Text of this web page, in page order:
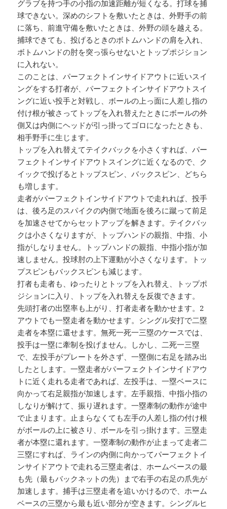
グラブを持つ手の小指の加速距離が短くなる。打球を捕
球できない。深めのシフトを敷いたときは、外野手の前
に落ち、前進守備を敷いたときは、外野の頭を越える。
捕球できても、投げるときのボトムハンドの肩を入れ、
ボトムハンドの肘を突っ張らせないとトップポジション
に入れない。
このことは、パーフェクトインサイドアウトに近いスイ
ングをする打者が、パーフェクトインサイドアウトスイ
ングに近い投手と対戦し、ボールの上っ面に人差し指の
付け根が被さってトップを入れ替えたときにボールの外
側又は内側にヘッドが引っ掛ってゴロになったときも、
相手野手に生じます。
トップを入れ替えてテイクバックを小さくすれば、パー
フェクトインサイドアウトスイングに近くなるので、ク
イックで投げるとトップスピン、バックスピン、どちら
も増します。
走者がパーフェクトインサイドアウトで走れれば、投手
は、後ろ足のスパイクの内側で地面を後ろに蹴って前足
を加速させてからセットアップを解きます。テイクバッ
クは小さくなりますが、トップハンドの親指、中指、小
指がしなりません。トップハンドの親指、中指小指が加
速しません。投球肘の上下運動が小さくなります。トッ
プスピンもバックスピンも減じます。
打者も走者も、ゆったりとトップを入れ替え、トップポ
ジションに入り、トップを入れ替えを反復できます。
先頭打者の出塁率も上がり、打者走者を動かせます。2
アウトでも一塁走者を動かせます。シングル安打で二塁
走者を本塁に還せます。無死一死一三塁のケースでは、
投手は一塁に牽制を投げません。しかし、二死一三塁
で、左投手がプレートを外さず、一塁側に右足を踏み出
したとします。一塁走者がパーフェクトインサイドアウ
トに近く走れる走者であれば、左投手は、一塁ベースに
向かって右足親指が加速します。左手親指、中指小指の
しなりが解けて、振り遅れます。一塁牽制の動作が途中
で止まります。止まらなくても左手の人差し指の付け根
がボールの上に被さり、ボールを引っ掛けます。三塁走
者が本塁に還れます。一塁牽制の動作が止まって走者二
三塁にすれば、ラインの内側に向かってパーフェクトイ
ンサイドアウトで走れる三塁走者は、ホームベースの最
も先（最もバックネットの先）まで右手の右足の爪先が
加速します。捕手は三塁走者を追いかけるので、ホーム
ベースの三塁から最も近い部分が空きます。シングルヒ